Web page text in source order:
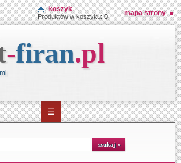
koszyk
Produktów w koszyku:0 mapa strony
-firan.pl
☰